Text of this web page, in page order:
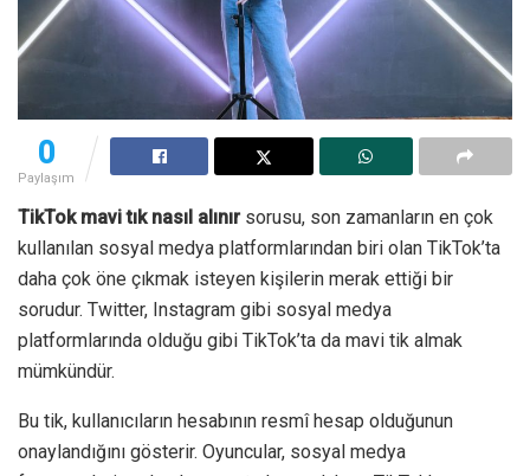
0
Paylaşım
TikTok mavi tık nasıl alınırsorusu, son zamanların en çok
kullanılan sosyal medya platformlarından biri olan TikTok’ta
daha çok öne çıkmak isteyen kişilerin merak ettiği bir
sorudur. Twitter, Instagram gibi sosyal medya
platformlarında olduğu gibi TikTok’ta da mavi tik almak
mümkündür.
Bu tik, kullanıcıların hesabının resmî hesap olduğunun
onaylandığını gösterir. Oyuncular, sosyal medya